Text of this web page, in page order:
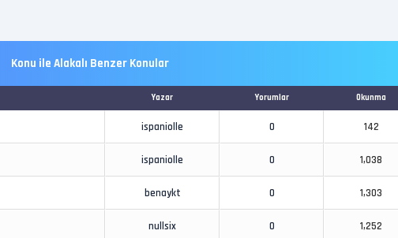
Konu ile Alakalı Benzer Konular
Yazar Yorumlar Okunma
ispaniolle 0 142
ispaniolle 0 1,038
benaykt 0 1,303
nullsix 0 1,252